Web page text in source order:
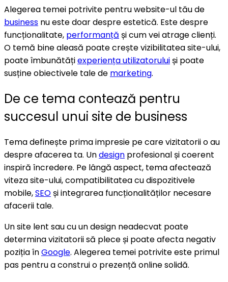
Alegerea temei potrivite pentru website-ul tău de
business nu este doar despre estetică. Este despre
funcționalitate, performanță și cum vei atrage clienți.
O temă bine aleasă poate crește vizibilitatea site-ului,
poate îmbunătățiexperiența utilizatoruluiși poate
susține obiectivele tale de marketing.
De ce tema contează pentru
succesul unui site de business
Tema definește prima impresie pe care vizitatorii o au
despre afacerea ta. Undesign profesional și coerent
inspiră încredere. Pe lângă aspect, tema afectează
viteza site-ului, compatibilitatea cu dispozitivele
mobile,SEOși integrarea funcționalităților necesare
afacerii tale.
Un site lent sau cu un design neadecvat poate
determina vizitatorii să plece și poate afecta negativ
poziția înGoogle. Alegerea temei potrivite este primul
pas pentru a construi o prezență online solidă.